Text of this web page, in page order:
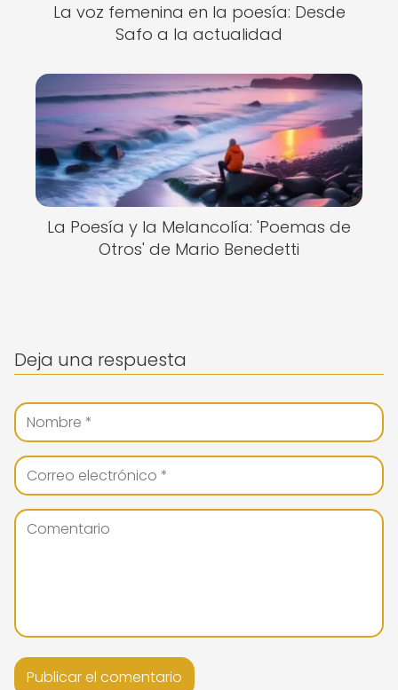
La voz femenina en la poesía: Desde
Safo a la actualidad
La Poesía y la Melancolía: 'Poemas de
Otros' de Mario Benedetti
Deja una respuesta